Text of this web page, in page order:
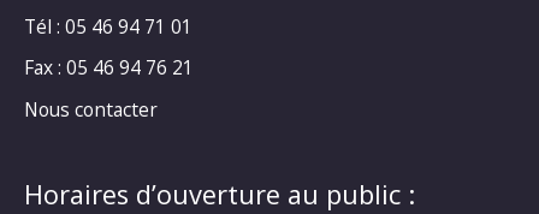
Tél : 05 46 94 71 01
Fax : 05 46 94 76 21
Nous contacter
Horaires d’ouverture au public :